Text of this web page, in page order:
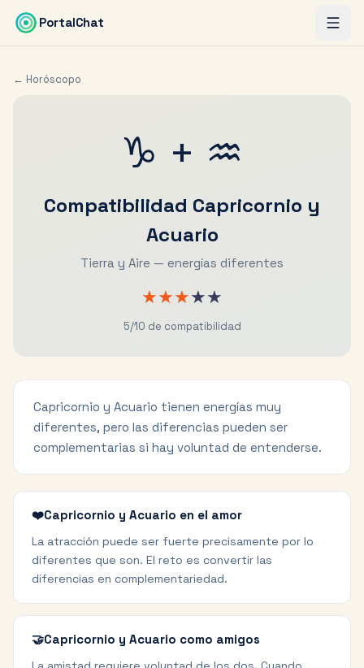
Saltar al contenido principal
PortalChat
← Horóscopo
♑ + ♒
Compatibilidad Capricornio y
Acuario
Tierra y Aire — energías diferentes
★★★★★
5/10 de compatibilidad
Capricornio y Acuario tienen energías muy
diferentes, pero las diferencias pueden ser
complementarias si hay voluntad de entenderse.
❤️Capricornio y Acuario en el amor
La atracción puede ser fuerte precisamente por lo
diferentes que son. El reto es convertir las
diferencias en complementariedad.
🤝Capricornio y Acuario como amigos